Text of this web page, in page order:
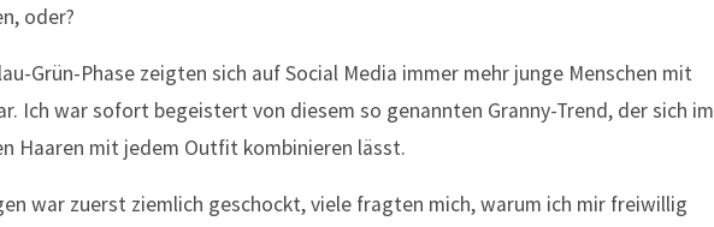
oder?
Grün-Phase zeigten sich auf Social Media immer mehr junge Menschen mit
Ich war sofort begeistert von diesem so genannten Granny-Trend, der sich im
Haaren mit jedem Outfit kombinieren lässt.
war zuerst ziemlich geschockt, viele fragten mich, warum ich mir freiwillig